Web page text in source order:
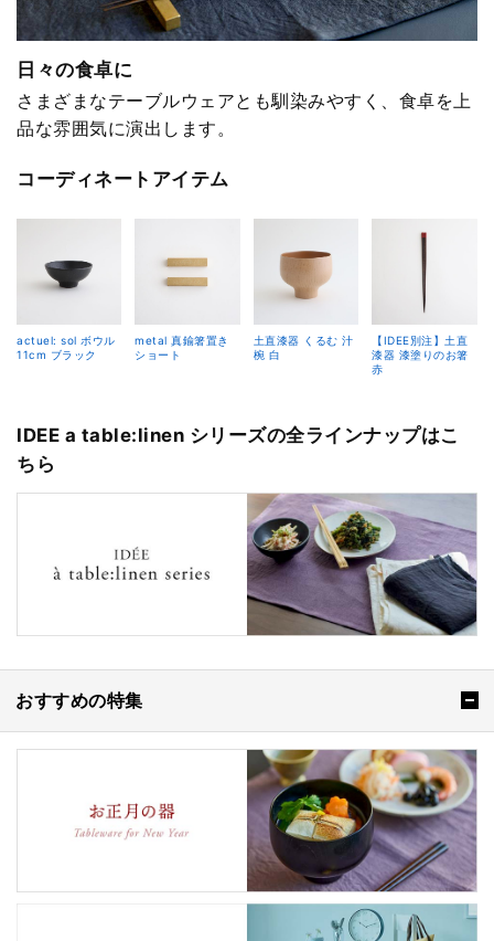
日々の食卓に
さまざまなテーブルウェアとも馴染みやすく、食卓を上
品な雰囲気に演出します。
コーディネートアイテム
actuel: sol ボウル
11cm ブラック
metal 真鍮箸置き
ショート
土直漆器 くるむ 汁
椀 白
【IDEE別注】土直
漆器 漆塗りのお箸
赤
IDEE a table:linen シリーズの全ラインナップはこ
ちら
おすすめの特集